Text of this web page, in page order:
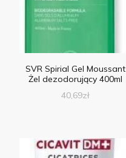
SVR Spirial Gel Moussant
Żel dezodorujący 400ml
40,69zł